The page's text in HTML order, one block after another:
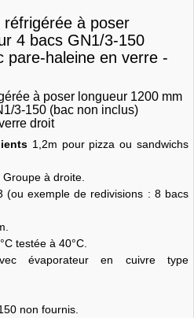
à poser
4 bacs GN1/3-150
pare-haleine en verre -
à poser longueur 1200 mm
3-150 (bac non inclus)
droit
1,2m pour pizza ou sandwichs
à droite.
(ou exemple de redivisions : 8 bacs
testée à 40°C.
évaporateur en cuivre type
non fournis.